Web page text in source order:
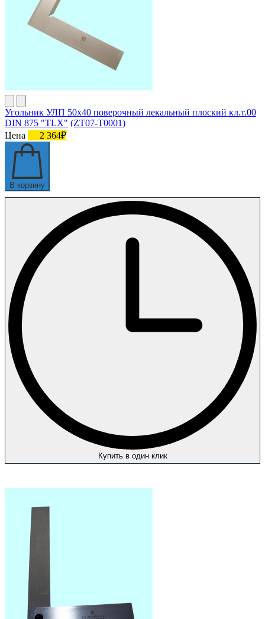
Угольник УЛП 50х40 поверочный лекальный плоский кл.т.00
DIN 875 "TLX" (ZT07-T0001)
Цена
2 364₽
В корзину
Купить в один клик